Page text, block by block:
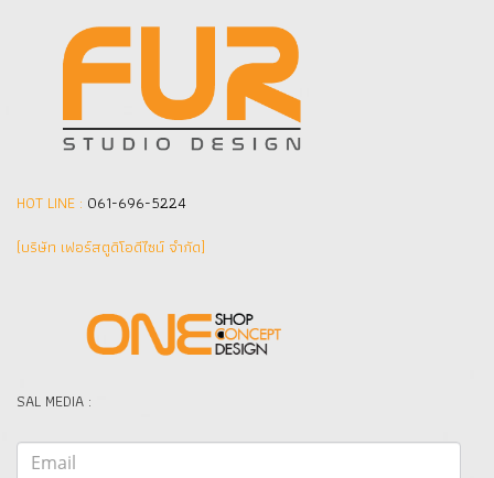
HOT LINE : 061-696-5224
(บริษัท เฟอร์สตูดิโอดีไซน์ จำกัด]
SAL MEDIA :